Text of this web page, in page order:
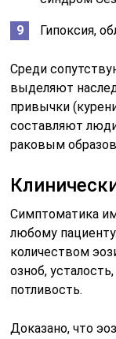
Гипоксия,
Среди
выделяют
привычки
составляют
раковым
Симптоматика
любому
количеством
озноб,
потливость.
Доказано, что